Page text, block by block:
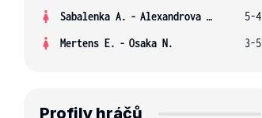
Sabalenka A. - Alexandrova E.
5-4
Mertens E. - Osaka N. 3-5
Profily hráčů